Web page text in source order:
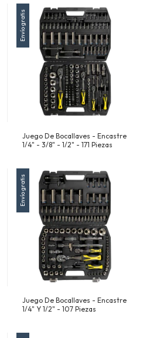
Envío gratis
Juego De Bocallaves - Encastre
1/4" - 3/8" - 1/2" - 171 Piezas
Envío gratis
Juego De Bocallaves - Encastre
1/4" Y 1/2" - 107 Piezas